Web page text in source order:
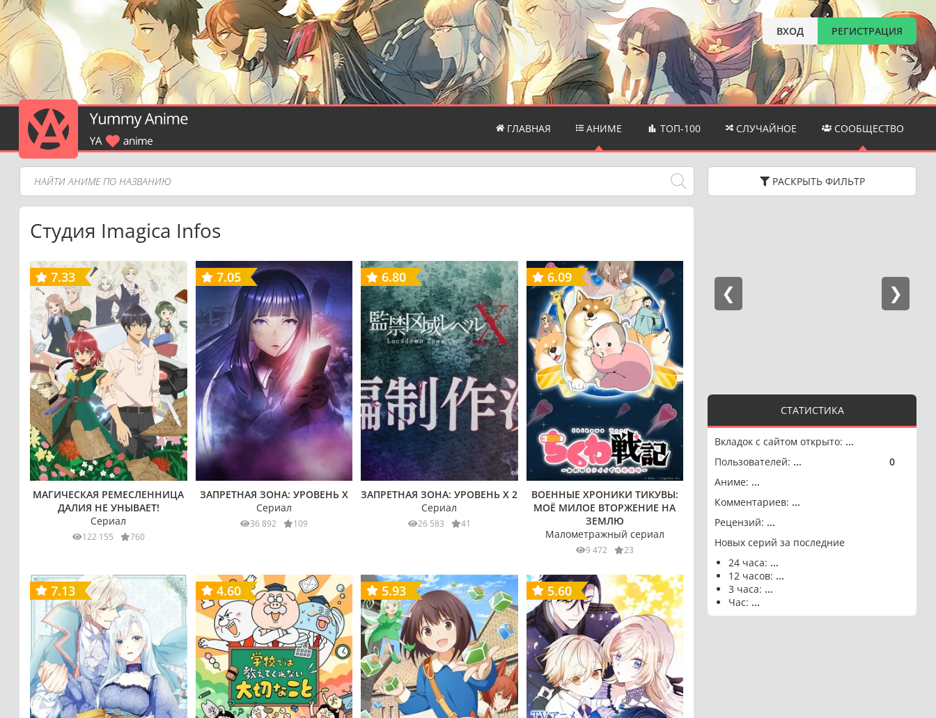
ВХОД РЕГИСТРАЦИЯ
ГЛАВНАЯ АНИМЕ ТОП-100 СЛУЧАЙНОЕ СООБЩЕСТВО
РАСКРЫТЬ ФИЛЬТР
СТАТИСТИКА
Вкладок с сайтом открыто: ...
Пользователей: ... 0
Аниме: ...
Комментариев: ...
Рецензий: ...
Новых серий за последние
24 часа: ...
12 часов: ...
3 часа: ...
Час: ...
Студия Imagica Infos
7.33
МАГИЧЕСКАЯ РЕМЕСЛЕННИЦА
ДАЛИЯ НЕ УНЫВАЕТ!
Сериал
122 155 760
7.05
ЗАПРЕТНАЯ ЗОНА: УРОВЕНЬ X
Сериал
36 892 109
6.80
ЗАПРЕТНАЯ ЗОНА: УРОВЕНЬ X 2
Сериал
26 583 41
6.09
ВОЕННЫЕ ХРОНИКИ ТИКУВЫ:
МОЁ МИЛОЕ ВТОРЖЕНИЕ НА
ЗЕМЛЮ
Малометражный сериал
9 472 23
7.13 4.60 5.93 5.60